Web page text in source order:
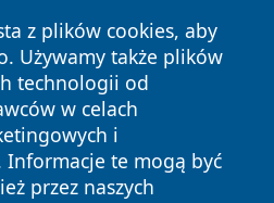
z plików cookies, aby
Używamy także plików
technologii od
w celach
i
Informacje te mogą być
przez naszych
Wszystkie prawa